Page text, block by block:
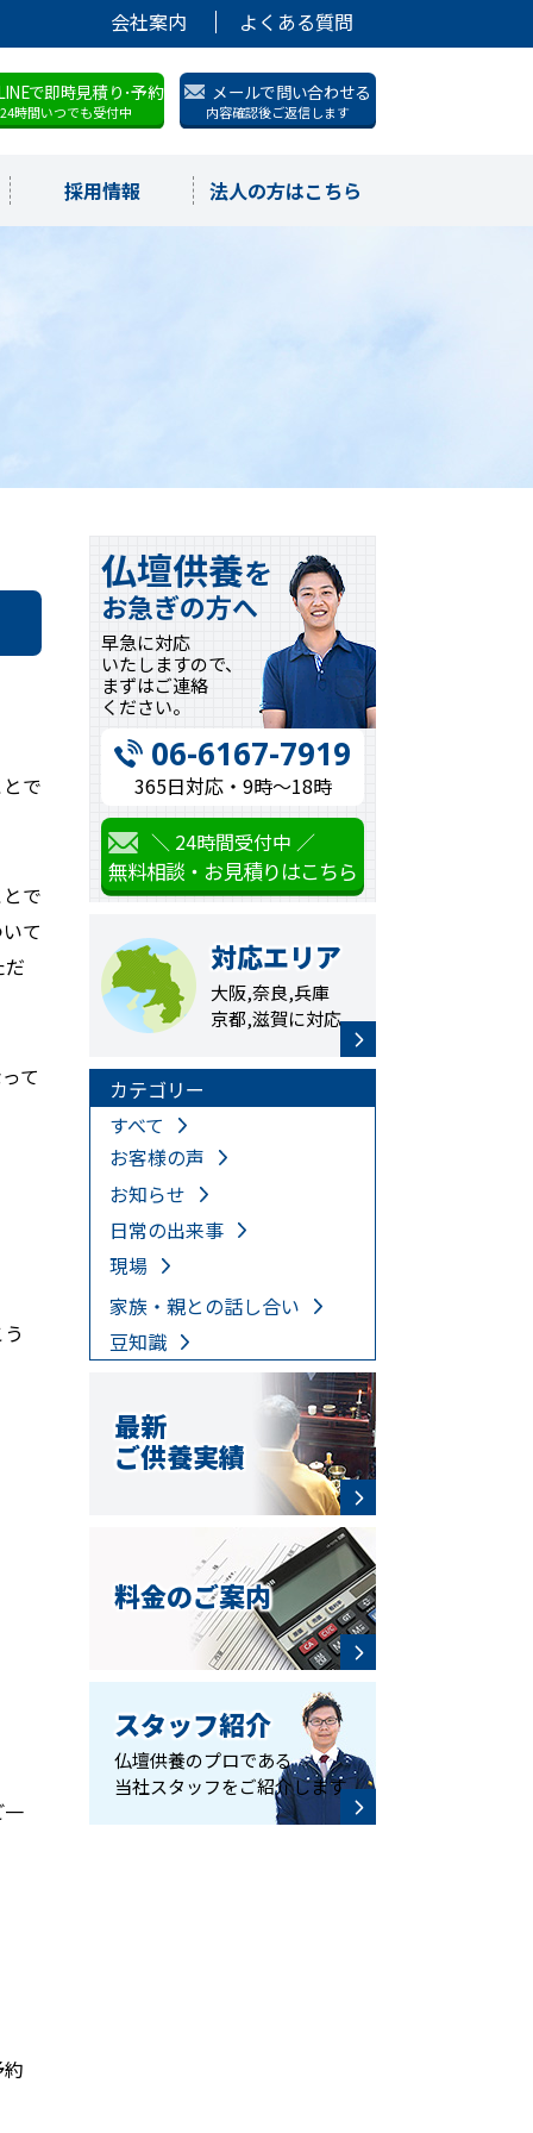
会社案内 よくある質問
で即時見積り･予約
24時間いつでも受付中
メールで問い合わせる
内容確認後ご返信します
採用情報 法人の方はこちら
で
で
て
て
仏壇供養を
お急ぎの方へ
早急に対応
いたしますので、
まずはご連絡
ください。
06-6167-7919
365日対応・9時〜18時
＼ 24時間受付中 ／
無料相談・お見積りはこちら
対応エリア
大阪,奈良,兵庫
京都,滋賀に対応
カテゴリー
すべて
お客様の声
お知らせ
日常の出来事
現場
家族・親との話し合い
豆知識
最新
ご供養実績
料金のご案内
スタッフ紹介
仏壇供養のプロである
当社スタッフをご紹介します